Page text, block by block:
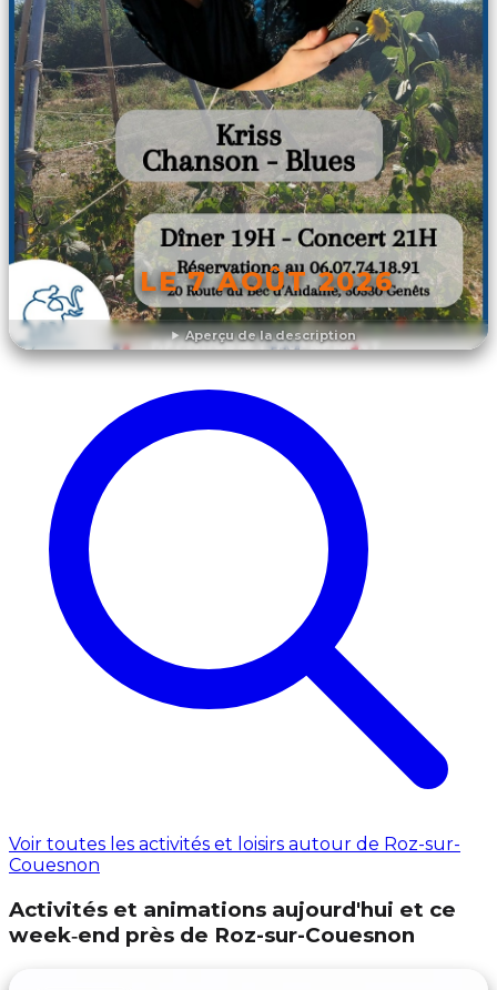
Aperçu de la description
LE 7 AOÛT 2026
DÉCOUVRIR L'ÉVÉNEMENT
Voir toutes les activités et loisirs autour de Roz-sur-
Couesnon
Activités et animations aujourd'hui et ce
week‑end près de Roz-sur-Couesnon